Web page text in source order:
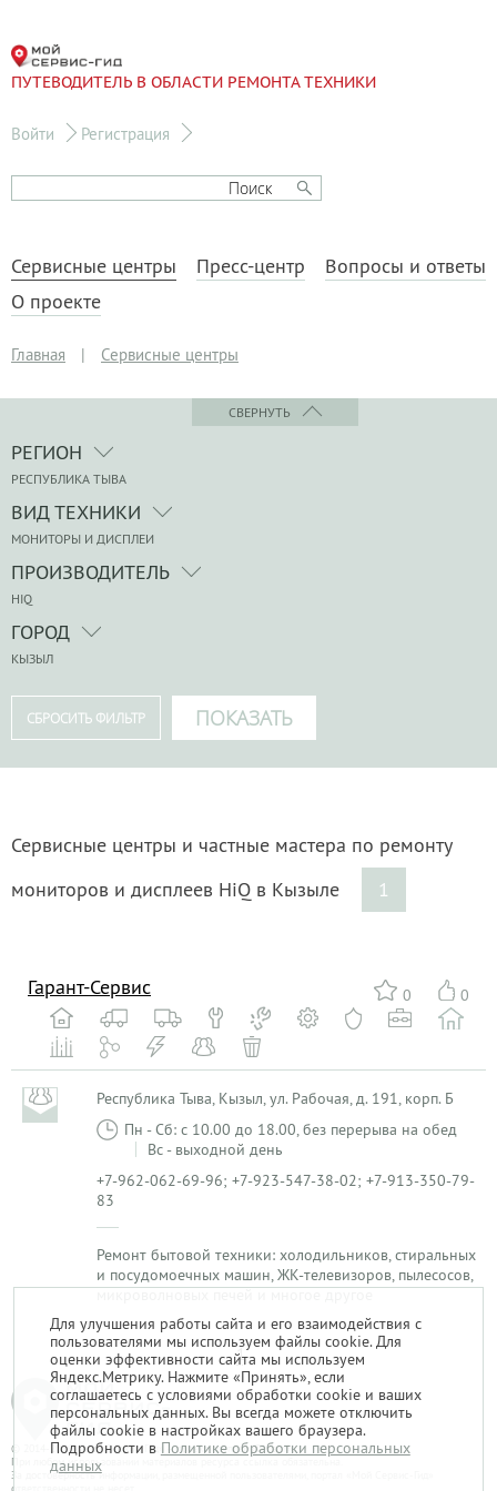
ПУТЕВОДИТЕЛЬ В ОБЛАСТИ РЕМОНТА ТЕХНИКИ
Войти Регистрация
Сервисные центры Пресс-центр
Вопросы и ответы
О проекте
Главная | Сервисные центры
СВЕРНУТЬ
РЕГИОН
РЕСПУБЛИКА ТЫВА
ВИД ТЕХНИКИ
МОНИТОРЫ И ДИСПЛЕИ
ПРОИЗВОДИТЕЛЬ
HIQ
ГОРОД
КЫЗЫЛ
Сервисные центры и частные мастера по ремонту
мониторов и дисплеев HiQ в Кызыле
1
0 0
Гарант-Сервис
Республика Тыва, Кызыл, ул. Рабочая, д. 191, корп. Б
Пн - Сб: с 10.00 до 18.00, без перерыва на обед
Вс - выходной день
+7-962-062-69-96; +7-923-547-38-02; +7-913-350-79-
83
Ремонт бытовой техники: холодильников, стиральных
и посудомоечных машин, ЖК-телевизоров, пылесосов,
микроволновых печей и многое другое
1
© 2014-2026. «Мой Сервис-Гид» – проект группы «Текарт».
При любом использовании материалов ресурса ссылка обязательна.
За достоверность информации, размещенной пользователями, портал «Мой Сервис-Гид»
Для улучшения работы сайта и его взаимодействия с
пользователями мы используем файлы cookie. Для
оценки эффективности сайта мы используем
Яндекс.Метрику. Нажмите «Принять», если
соглашаетесь с условиями обработки cookie и ваших
персональных данных. Вы всегда можете отключить
файлы cookie в настройках вашего браузера.
Подробности в Политике обработки персональных
данных